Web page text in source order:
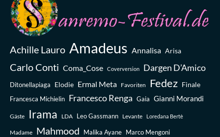
Achille Lauro Amadeus Annalisa Arisa
Carlo Conti Coma_Cose Coverversion Dargen D’Amico
Ditonellapiaga Elodie Ermal Meta Favoriten Fedez Finale
Francesca Michielin Francesco Renga Gaia Gianni Morandi
Gäste Irama LDA Leo Gassmann Levante Loredana Bertè
Madame Mahmood Malika Ayane Marco Mengoni